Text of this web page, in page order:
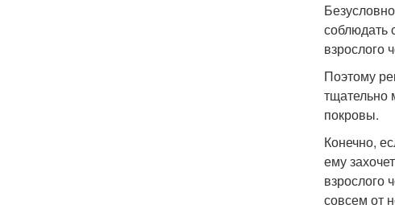
соблюдать
взрослого
Поэтому
тщательно
покровы.
Конечно,
ему
взрослого
совсем от